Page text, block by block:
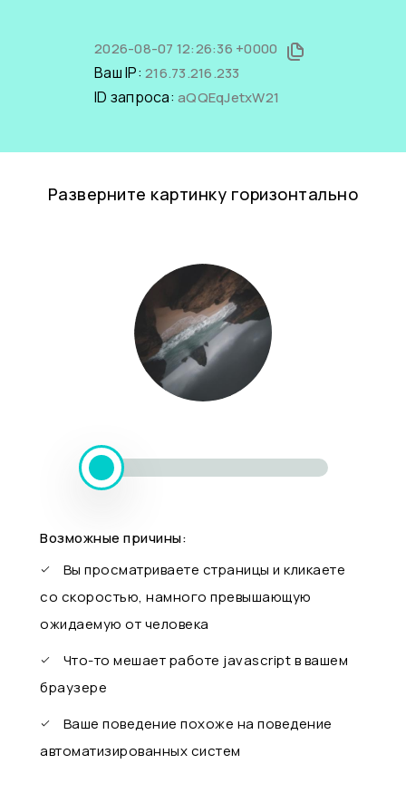
2026-08-07 12:26:36 +0000
Ваш IP: 216.73.216.233
ID запроса: aQQEqJetxW21
Разверните картинку горизонтально
Возможные причины:
Вы просматриваете страницы и кликаете
со скоростью, намного превышающую
ожидаемую от человека
Что-то мешает работе javascript в вашем
браузере
Ваше поведение похоже на поведение
автоматизированных систем